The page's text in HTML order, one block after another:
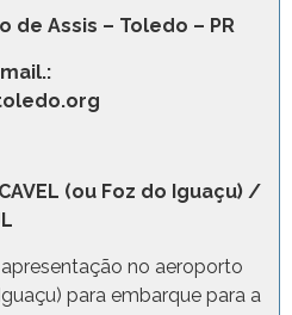
de Assis – Toledo – PR
(ou Foz do Iguaçu) /
no aeroporto
para embarque para a